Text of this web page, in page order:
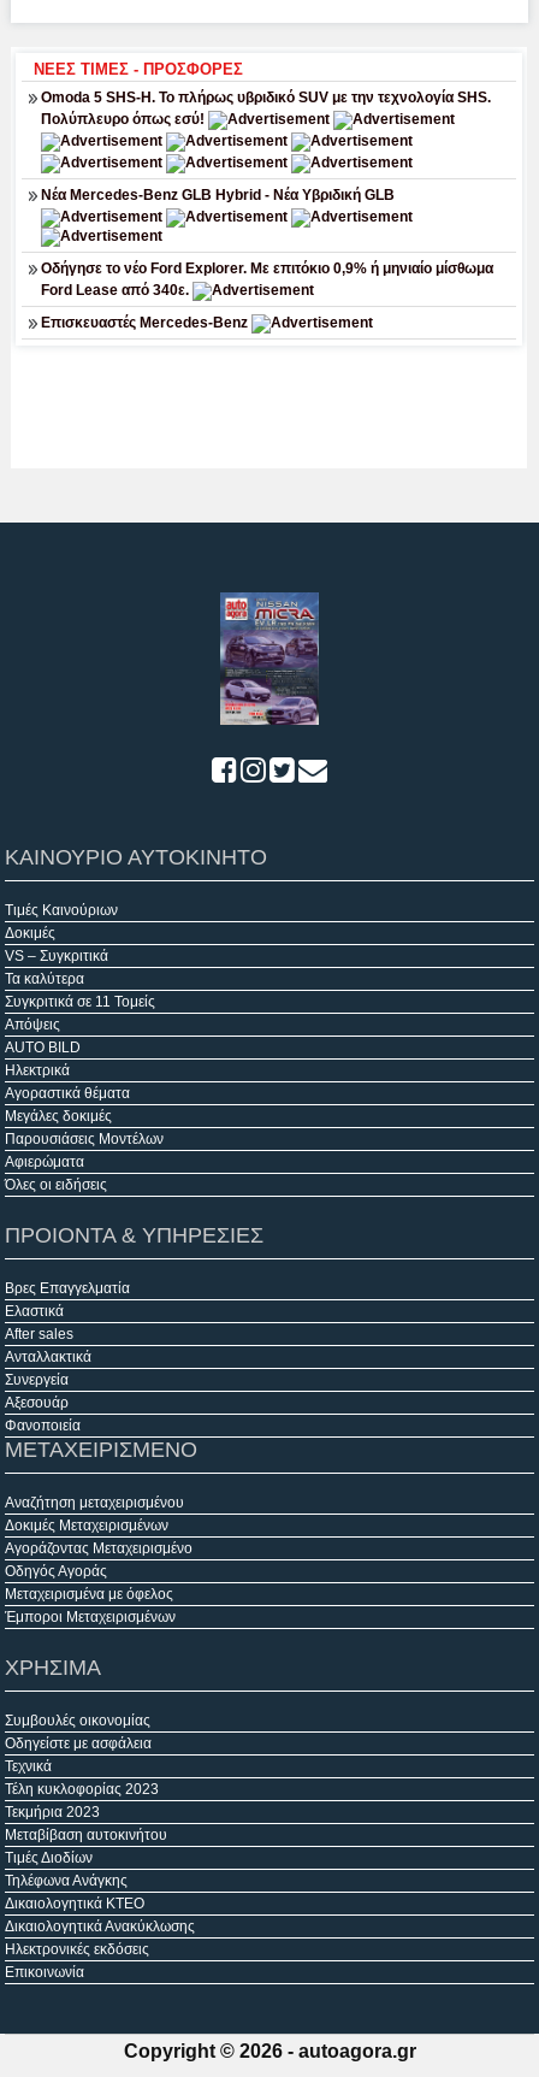
ΚΑΙΝΟΥΡΙΟ ΑΥΤΟΚΙΝΗΤΟ
Τιμές Καινούριων
Δοκιμές
VS – Συγκριτικά
Τα καλύτερα
Συγκριτικά σε 11 Τομείς
Απόψεις
AUTO BILD
Ηλεκτρικά
Αγοραστικά θέματα
Μεγάλες δοκιμές
Παρουσιάσεις Μοντέλων
Αφιερώματα
Όλες οι ειδήσεις
ΠΡΟΙΟΝΤΑ & ΥΠΗΡΕΣΙΕΣ
Βρες Επαγγελματία
Ελαστικά
After sales
Ανταλλακτικά
Συνεργεία
Αξεσουάρ
Φανοποιεία
ΜΕΤΑΧΕΙΡΙΣΜΕΝΟ
Αναζήτηση μεταχειρισμένου
Δοκιμές Μεταχειρισμένων
Αγοράζοντας Μεταχειρισμένο
Οδηγός Αγοράς
Μεταχειρισμένα με όφελος
Έμποροι Μεταχειρισμένων
ΧΡΗΣΙΜΑ
Συμβουλές οικονομίας
Οδηγείστε με ασφάλεια
Τεχνικά
Τέλη κυκλοφορίας 2023
Τεκμήρια 2023
Μεταβίβαση αυτοκινήτου
Τιμές Διοδίων
Τηλέφωνα Ανάγκης
Δικαιολογητικά ΚΤΕΟ
Δικαιολογητικά Ανακύκλωσης
Ηλεκτρονικές εκδόσεις
Επικοινωνία
Copyright © 2026 - autoagora.gr